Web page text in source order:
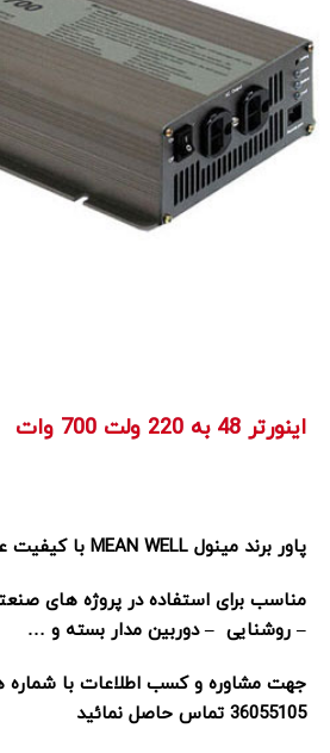
اینورتر 48 به 220 ولت 700 وات
پاور برند مینول MEAN WELL با کیفیت عالی با ضمانت
مناسب برای استفاده در پروژه های
– روشنایی – دوربین مدار بسته و …
36055105 تماس حاصل نمائید